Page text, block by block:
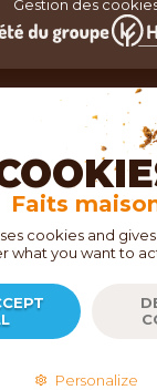
Gestion des
de cuisine
pâtisseries dignes
de
sélection de
cuisine:
de table,
accueil chaleureux
trouverez
notre site internet
et de la vente à
Faits
cookies and
what you want to
Personalize